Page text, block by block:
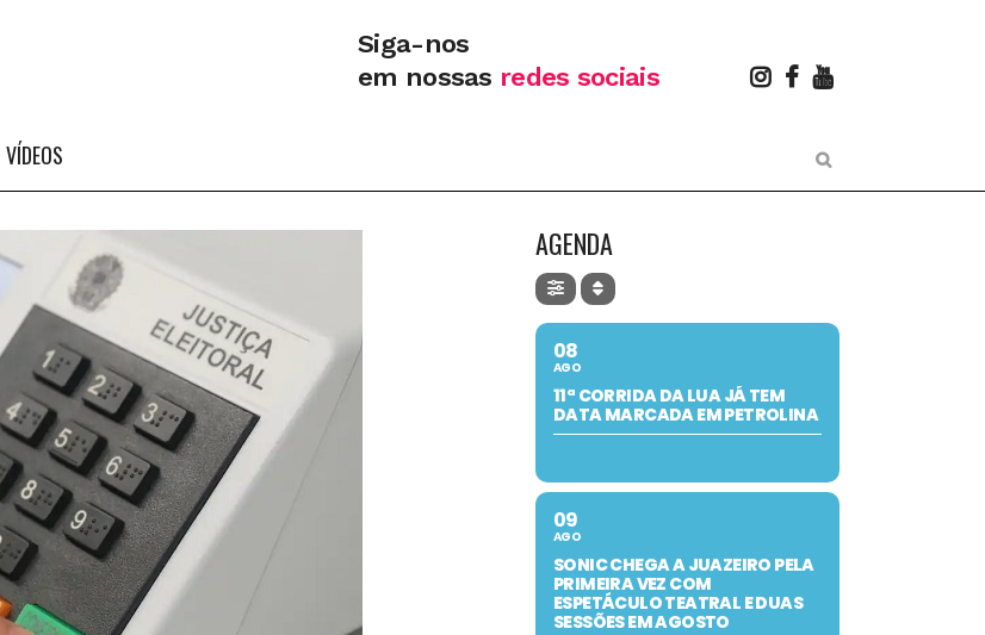
Siga-nos
em nossas redes sociais
VÍDEOS
AGENDA
08
AGO
11ª CORRIDA DA LUA JÁ TEM
DATA MARCADA EM PETROLINA
09
AGO
SONIC CHEGA A JUAZEIRO PELA
PRIMEIRA VEZ COM
ESPETÁCULO TEATRAL E DUAS
SESSÕES EM AGOSTO